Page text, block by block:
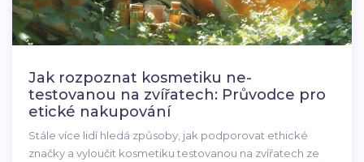
Jak rozpoznat kosmetiku ne-
testovanou na zvířatech: Průvodce pro
etické nakupování
Stále více lidí hledá způsoby, jak podporovat ethické
značky a vyloučit kosmetiku testovanou na zvířatech ze